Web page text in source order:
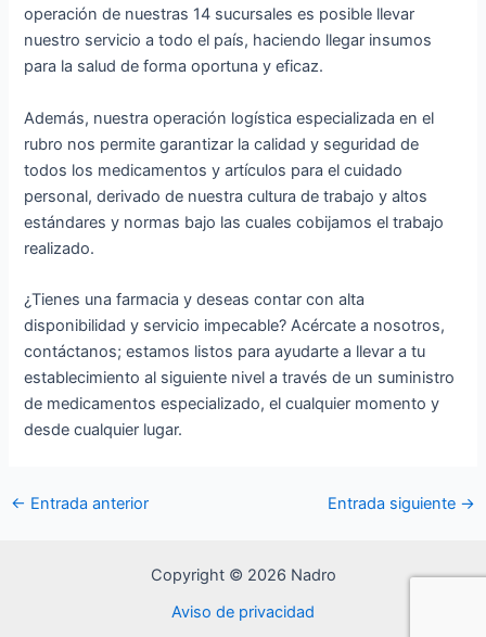
operación de nuestras 14 sucursales es posible llevar
nuestro servicio a todo el país, haciendo llegar insumos
para la salud de forma oportuna y eficaz.
Además, nuestra operación logística especializada en el
rubro nos permite garantizar la calidad y seguridad de
todos los medicamentos y artículos para el cuidado
personal, derivado de nuestra cultura de trabajo y altos
estándares y normas bajo las cuales cobijamos el trabajo
realizado.
¿Tienes una farmacia y deseas contar con alta
disponibilidad y servicio impecable? Acércate a nosotros,
contáctanos; estamos listos para ayudarte a llevar a tu
establecimiento al siguiente nivel a través de un suministro
de medicamentos especializado, el cualquier momento y
desde cualquier lugar.
← Entrada anterior Entrada siguiente →
Copyright © 2026 Nadro
Aviso de privacidad